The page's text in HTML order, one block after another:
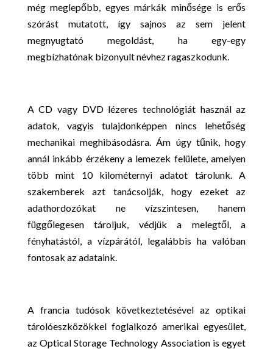
még meglepőbb, egyes márkák minősége is erős
szórást mutatott, így sajnos az sem jelent
megnyugtató megoldást, ha egy-egy
megbízhatónak bizonyult névhez ragaszkodunk.
A CD vagy DVD lézeres technológiát használ az
adatok, vagyis tulajdonképpen nincs lehetőség
mechanikai meghibásodásra. Ám úgy tűnik, hogy
annál inkább érzékeny a lemezek felülete, amelyen
több mint 10 kilométernyi adatot tárolunk. A
szakemberek azt tanácsolják, hogy ezeket az
adathordozókat ne vízszintesen, hanem
függőlegesen tároljuk, védjük a melegtől, a
fényhatástól, a vízpárától, legalábbis ha valóban
fontosak az adataink.
A francia tudósok következtetésével az optikai
tárolóeszközökkel foglalkozó amerikai egyesület,
az Optical Storage Technology Association is egyet